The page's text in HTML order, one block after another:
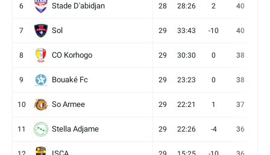
6 Stade D'abidjan 28 28:26 2 40
7 Sol 29 33:43 -10 40
8 CO Korhogo 29 30:30 0 38
9 Bouaké Fc 29 23:23 0 38
10 So Armee 29 22:21 1 37
11 Stella Adjame 29 22:26 -4 36